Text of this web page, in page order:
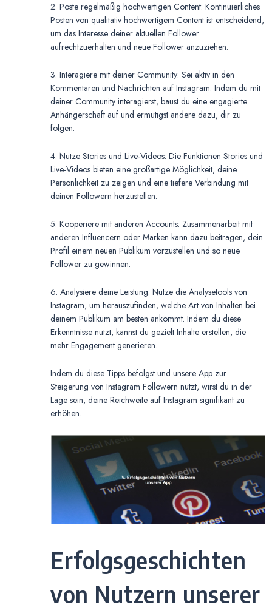
2. Poste regelmäßig hochwertigen Content: Kontinuierliches
Posten von qualitativ hochwertigem Content ist entscheidend,
um das Interesse deiner aktuellen Follower
aufrechtzuerhalten und neue Follower anzuziehen.
3. Interagiere mit deiner Community: Sei aktiv in den
Kommentaren und Nachrichten auf Instagram. Indem du mit
deiner Community interagierst, baust du eine engagierte
Anhängerschaft auf und ermutigst andere dazu, dir zu
folgen.
4. Nutze Stories und Live-Videos: Die Funktionen Stories und
Live-Videos bieten eine großartige Möglichkeit, deine
Persönlichkeit zu zeigen und eine tiefere Verbindung mit
deinen Followern herzustellen.
5. Kooperiere mit anderen Accounts: Zusammenarbeit mit
anderen Influencern oder Marken kann dazu beitragen, dein
Profil einem neuen Publikum vorzustellen und so neue
Follower zu gewinnen.
6. Analysiere deine Leistung: Nutze die Analysetools von
Instagram, um herauszufinden, welche Art von Inhalten bei
deinem Publikum am besten ankommt. Indem du diese
Erkenntnisse nutzt, kannst du gezielt Inhalte erstellen, die
mehr Engagement generieren.
Indem du diese Tipps befolgst und unsere App zur
Steigerung von Instagram Followern nutzt, wirst du in der
Lage sein, deine Reichweite auf Instagram signifikant zu
erhöhen.
Erfolgsgeschichten
von Nutzern unserer